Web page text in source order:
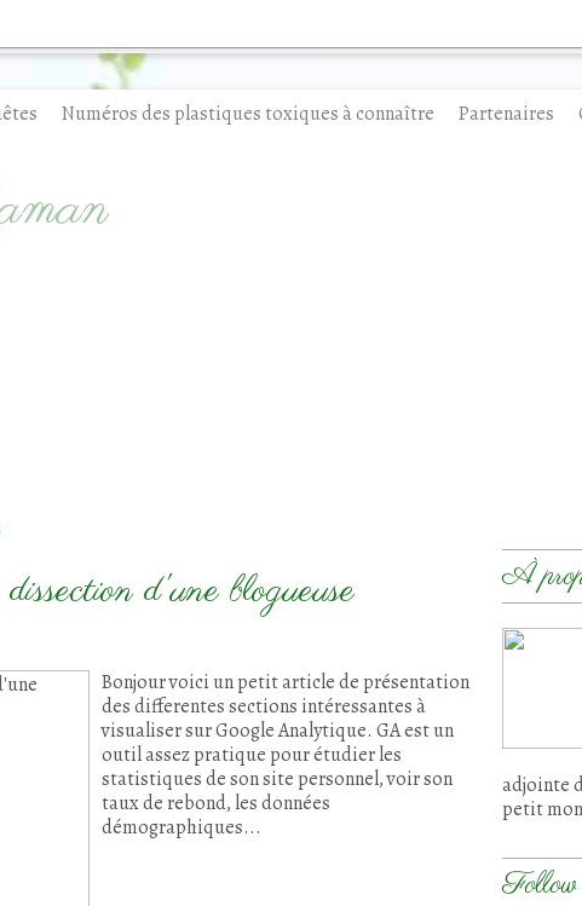
Numéros des plastiques toxiques à connaître Partenaires
d'une blogueuse
Bonjour voici un petit article de présentation
des differentes sections intéressantes à
visualiser sur Google Analytique. GA est un
outil assez pratique pour étudier les
statistiques de son site personnel, voir son
taux de rebond, les données
démographiques...
À
adjointe
petit
Follow